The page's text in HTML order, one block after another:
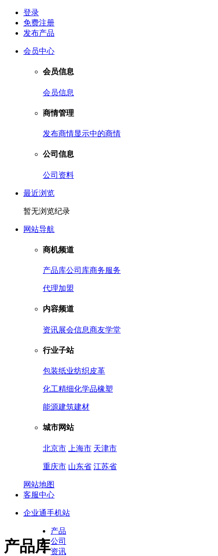
登录
免费注册
发布产品
会员中心
会员信息
会员信息
商情管理
发布商情显示中的商情
公司信息
公司资料
最近浏览
暂无浏览纪录
网站导航
商机频道
产品库公司库商务服务
代理加盟
内容频道
资讯展会信息商友学堂
行业子站
包装纸业纺织皮革
化工精细化学品橡塑
能源建筑建材
城市网站
北京市 上海市 天津市
重庆市 山东省 江苏省
网站地图
客服中心
企业通手机站
产品库
产品
公司
资讯